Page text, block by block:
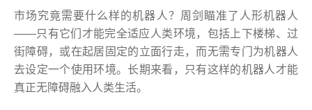
市场究竟需要什么样的机器人？周剑瞄准了人形机器人
——只有它们才能完全适应人类环境，包括上下楼梯、过
街障碍，或在起居固定的立面行走，而无需专门为机器人
去设定一个使用环境。长期来看，只有这样的机器人才能
真正无障碍融入人类生活。